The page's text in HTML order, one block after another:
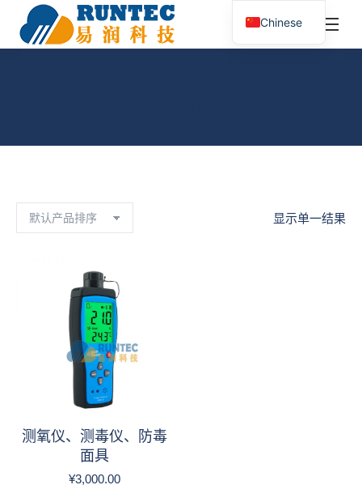
显示单一结果
测氧仪、测毒仪、防毒
面具
¥3,000.00
Chinese